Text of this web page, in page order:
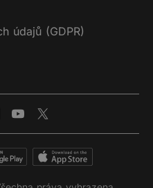
údajů (GDPR)